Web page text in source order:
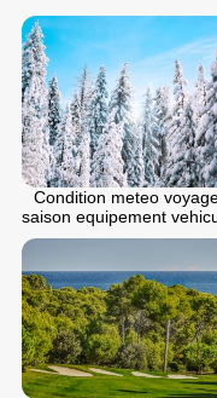
Condition meteo
saison equipement